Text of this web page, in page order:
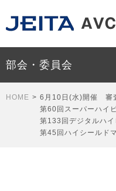
部会・委員会
HOME > 6月10日(水)開催 審
第60回スーパーハイ
第133回デジタルハイ
第45回ハイシールド